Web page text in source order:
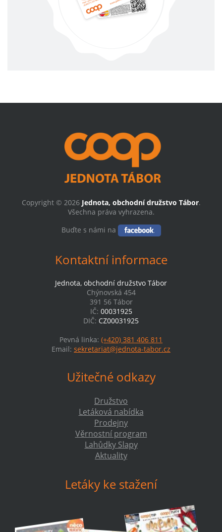
Copyright © 2026 Jednota, obchodní družstvo Tábor.
Všechna práva vyhrazena.
Buďte s námi na
Kontaktní informace
Jednota, obchodní družstvo Tábor
Chýnovská 454
391 56 Tábor
IČ: 00031925
DIČ: CZ00031925
Pevná linka: (+420) 381 406 811
Email: sekretariat@jednota-tabor.cz
Užitečné odkazy
Družstvo
Letáková nabídka
Prodejny
Věrnostní program
Lahůdky Slapy
Aktuality
Letáky ke stažení